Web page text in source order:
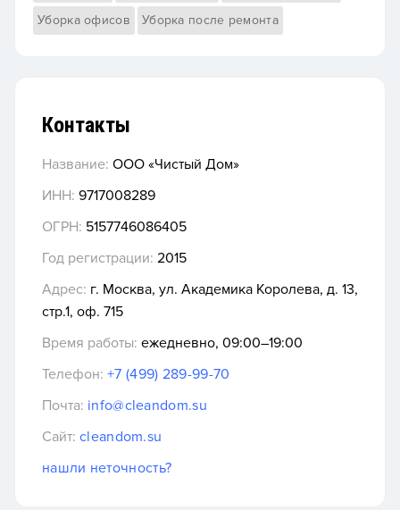
Уборка офисов Уборка после ремонта
Контакты
Название: ООО «Чистый Дом»
ИНН: 9717008289
ОГРН: 5157746086405
Год регистрации: 2015
Адрес: г. Москва, ул. Академика Королева, д. 13,
стр.1, оф. 715
Время работы: ежедневно, 09:00–19:00
Телефон: +7 (499) 289-99-70
Почта: info@cleandom.su
Сайт: cleandom.su
нашли неточность?